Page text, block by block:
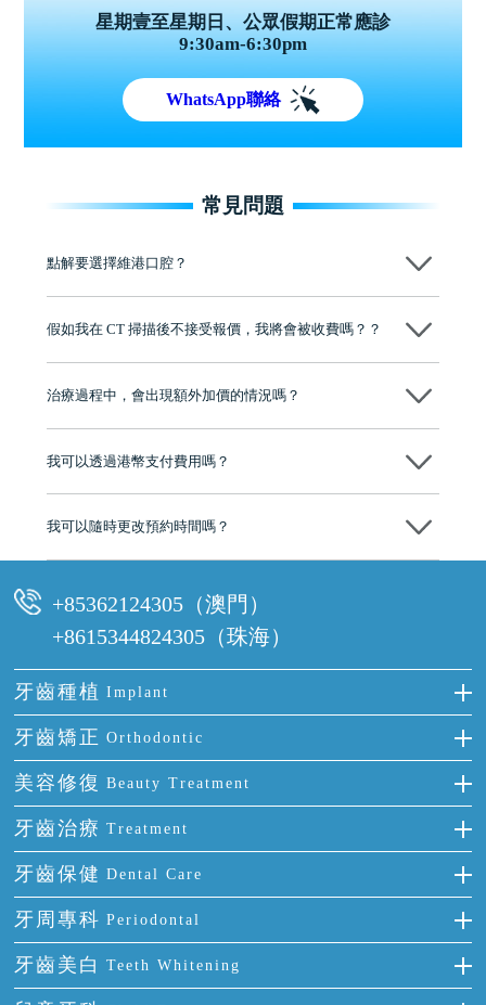
星期壹至星期日、公眾假期正常應診
9:30am-6:30pm
WhatsApp聯絡
常見問題
點解要選擇維港口腔？
牌」、「2025香港企業領袖品牌」，是諾貝爾種植系統全球放心植牙中
至今已服務超過三十個國家和地區的顧客，受到粵港澳大灣區及周邊城
有咨詢及服務保障中心，有任何問題都可以隨時預約免費咨詢，讓人十
假如我在 CT 掃描後不接受報價，我將會被收費嗎？？
治療過程中，會出現額外加價的情況嗎？
我可以透過港幣支付費用嗎？
可以。維港口腔會按照當日匯率轉算收取費用，而匯率會及時告知客人
我可以隨時更改預約時間嗎？
+85362124305（澳門）
+8615344824305（珠海）
牙齒種植 Implant
種牙
單顆牙缺失
門牙缺失
多顆牙缺失
半口缺失
全口缺失
牙齒矯正 Orthodontic
隱形箍牙
前牙反頜
牙齒擁擠
牙齒前突
牙齒稀疏
美容修復 Beauty Treatment
全瓷牙
烤瓷牙
氟斑牙
四環素牙
活動假牙
牙齒治療 Treatment
補牙
智齒
根管治療
拔牙
牙齒保健 Dental Care
正確刷牙
全國愛牙日
預防牙病
牙周專科 Periodontal
牙周炎
牙齦出血
牙齒美白 Teeth Whitening